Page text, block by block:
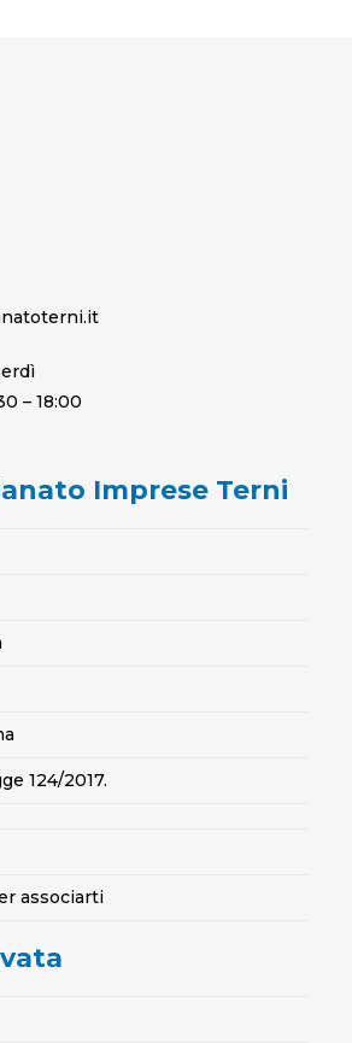
– 18:00
Imprese Terni
124/2017.
associarti